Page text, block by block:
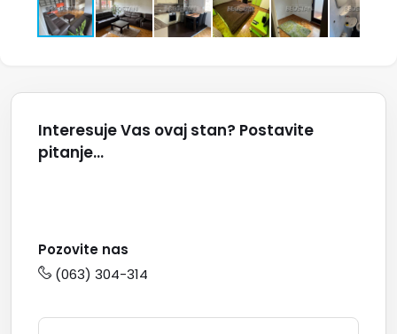
Interesuje Vas ovaj stan? Postavite
pitanje...
Pozovite nas
(063) 304-314